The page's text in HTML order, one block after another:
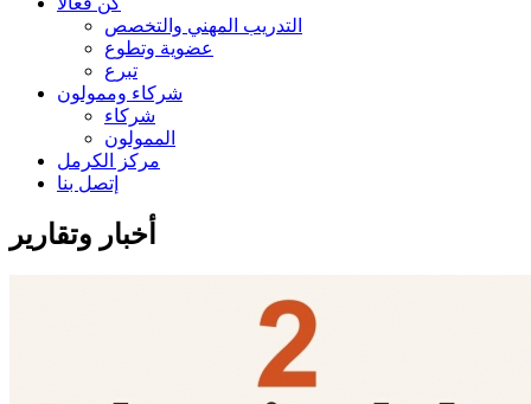
التدريب المهني والتخصص
عضوية وتطوع
تبرع
شركاء وممولون
شركاء
الممولون
مركز الكرمل
إتصل بنا
أخبار وتقارير